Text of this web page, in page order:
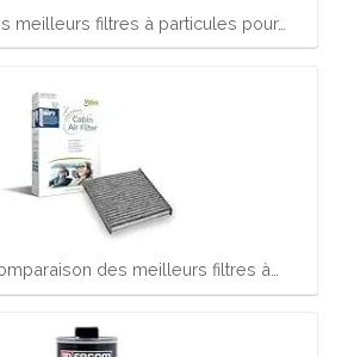
meilleurs filtres à particules pour…
des meilleurs filtres à…